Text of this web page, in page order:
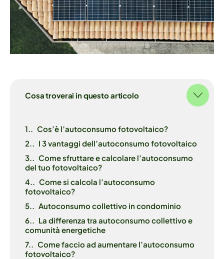
Cosa troverai in questo articolo
1.
Cos’è l’autoconsumo fotovoltaico?
2.
I 3 vantaggi dell’autoconsumo fotovoltaico
3.
Come sfruttare e calcolare l’autoconsumo
del tuo fotovoltaico?
4.
Come si calcola l’autoconsumo
fotovoltaico?
5.
Autoconsumo collettivo in condominio
6.
La differenza tra autoconsumo collettivo e
comunità energetiche
7.
Come faccio ad aumentare l’autoconsumo
fotovoltaico?